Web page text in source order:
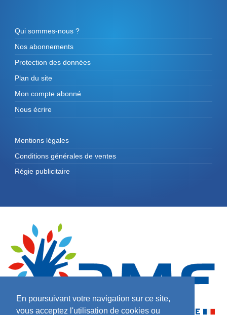
En poursuivant votre navigation sur ce site,
vous acceptez l'utilisation de cookies ou
Qui sommes-nous ?
Nos abonnements
Protection des données
Plan du site
Mon compte abonné
Nous écrire
Mentions légales
Conditions générales de ventes
Régie publicitaire